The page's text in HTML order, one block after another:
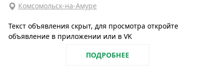
Комсомольск-на-Амуре
Текст объявления скрыт, для просмотра откройте
объявление в приложении или в VK
ПОДРОБНЕЕ